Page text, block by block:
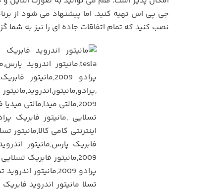
نصب کنید که تمام اتفاقات جاده ای را نیز به